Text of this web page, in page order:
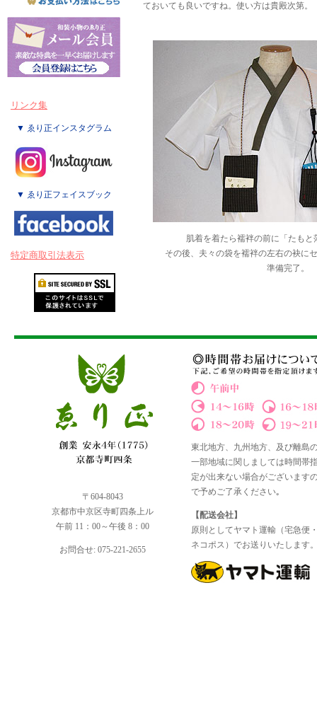
リンク集
▼ ゑり正インスタグラム
▼ ゑり正フェイスブック
特定商取引法表示
ておいても良いですね。使い方は貴殿次第。
肌着を着たら襦袢の前に「たもと
その後、夫々の袋を襦袢の左右の袂に
準備完了。
〒604-8043
京都市中京区寺町四条上ル
午前 11：00～午後 8：00
お問合せ: 075-221-2655
東北地方、九州地方、及び離島
一部地域に関しましては時間帯
定が出来ない場合がございます
で予めご了承ください｡
【配送会社】
原則としてヤマト運輸（宅急便
ネコポス）でお送りいたします